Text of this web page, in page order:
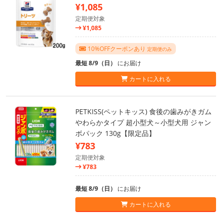
¥1,085
定期便対象
¥1,085
10%OFFクーポンあり 定期便のみ
最短 8/9（日） にお届け
カートに入れる
PETKISS(ペットキッス) 食後の歯みがきガム
やわらかタイプ 超小型犬～小型犬用 ジャン
ボパック 130g【限定品】
¥783
定期便対象
¥783
最短 8/9（日） にお届け
カートに入れる